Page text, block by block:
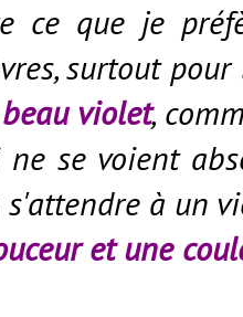
ce que je
surtout
violet,
se voient
à un
et une